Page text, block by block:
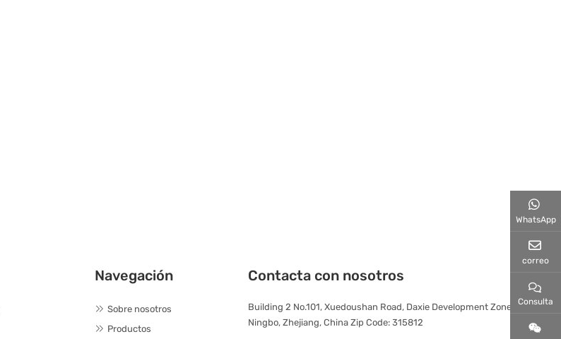
Navegación
Sobre nosotros
Productos
Contacta con nosotros
Building 2 No.101, Xuedoushan Road, Daxie Development Zone,
Ningbo, Zhejiang, China Zip Code: 315812
WhatsApp
correo
Consulta